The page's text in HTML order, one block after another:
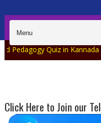
Quiz in Kannada Part-18
Click Here to Join our